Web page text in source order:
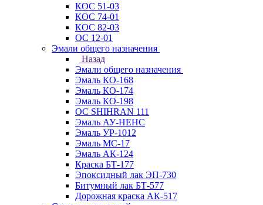
КОС 51-03
КОС 74-01
КОС 82-03
ОС 12-01
Эмали общего назначения
Назад
Эмали общего назначения
Эмаль КО-168
Эмаль КО-174
Эмаль КО-198
ОС SHIHRAN 111
Эмаль АУ-НЕНС
Эмаль УР-1012
Эмаль МС-17
Эмаль АК-124
Краска БТ-177
Эпоксидный лак ЭП-730
Битумный лак БТ-577
Дорожная краска АК-517